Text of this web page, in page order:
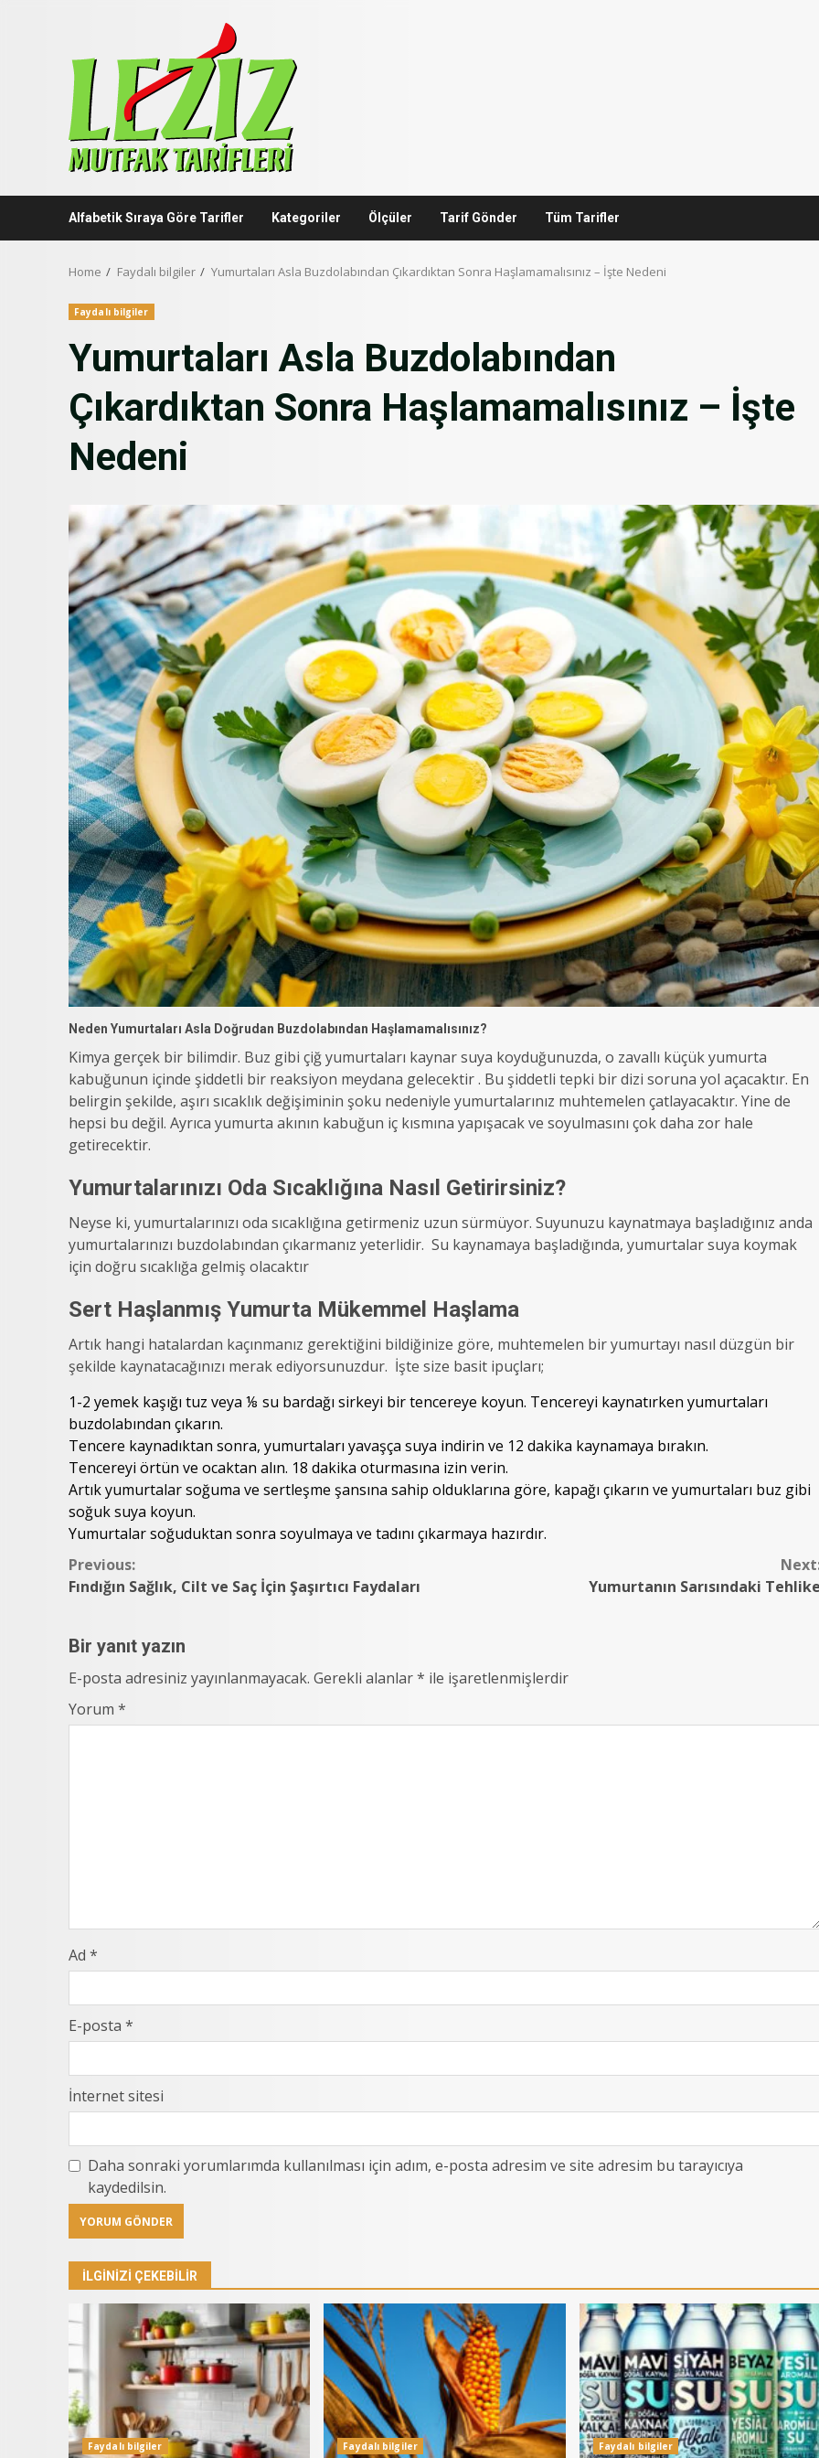
Alfabetik Sıraya Göre Tarifler Kategoriler Ölçüler Tarif Gönder Tüm Tarifler
Home Faydalı bilgiler Yumurtaları Asla Buzdolabından Çıkardıktan Sonra Haşlamamalısınız – İşte Nedeni
Faydalı bilgiler
Yumurtaları Asla Buzdolabından
Çıkardıktan Sonra Haşlamamalısınız – İşte
Nedeni
Neden Yumurtaları Asla Doğrudan Buzdolabından Haşlamamalısınız?
Kimya gerçek bir bilimdir. Buz gibi çiğ yumurtaları kaynar suya koyduğunuzda, o zavallı küçük yumurta
kabuğunun içinde şiddetli bir reaksiyon meydana gelecektir . Bu şiddetli tepki bir dizi soruna yol açacaktır. En
belirgin şekilde, aşırı sıcaklık değişiminin şoku nedeniyle yumurtalarınız muhtemelen çatlayacaktır. Yine de
hepsi bu değil. Ayrıca yumurta akının kabuğun iç kısmına yapışacak ve soyulmasını çok daha zor hale
getirecektir.
Yumurtalarınızı Oda Sıcaklığına Nasıl Getirirsiniz?
Neyse ki, yumurtalarınızı oda sıcaklığına getirmeniz uzun sürmüyor. Suyunuzu kaynatmaya başladığınız anda
yumurtalarınızı buzdolabından çıkarmanız yeterlidir. Su kaynamaya başladığında, yumurtalar suya koymak
için doğru sıcaklığa gelmiş olacaktır
Sert Haşlanmış Yumurta Mükemmel Haşlama
Artık hangi hatalardan kaçınmanız gerektiğini bildiğinize göre, muhtemelen bir yumurtayı nasıl düzgün bir
şekilde kaynatacağınızı merak ediyorsunuzdur. İşte size basit ipuçları;
1-2 yemek kaşığı tuz veya ⅛ su bardağı sirkeyi bir tencereye koyun. Tencereyi kaynatırken yumurtaları
buzdolabından çıkarın.
Tencere kaynadıktan sonra, yumurtaları yavaşça suya indirin ve 12 dakika kaynamaya bırakın.
Tencereyi örtün ve ocaktan alın. 18 dakika oturmasına izin verin.
Artık yumurtalar soğuma ve sertleşme şansına sahip olduklarına göre, kapağı çıkarın ve yumurtaları buz gibi
soğuk suya koyun.
Yumurtalar soğuduktan sonra soyulmaya ve tadını çıkarmaya hazırdır.
Continue
Reading
Previous:
Fındığın Sağlık, Cilt ve Saç İçin Şaşırtıcı Faydaları
Yumurtanın Sarısındaki
Bir yanıt yazın
E-posta adresiniz yayınlanmayacak. Gerekli alanlar* ile işaretlenmişlerdir
Yorum *
Ad *
E-posta *
İnternet sitesi
Daha sonraki yorumlarımda kullanılması için adım, e-posta adresim ve site adresim bu tarayıcıya
kaydedilsin.
İLGINIZI ÇEKEBILIR
Faydalı bilgiler Faydalı bilgiler Faydalı bilgiler